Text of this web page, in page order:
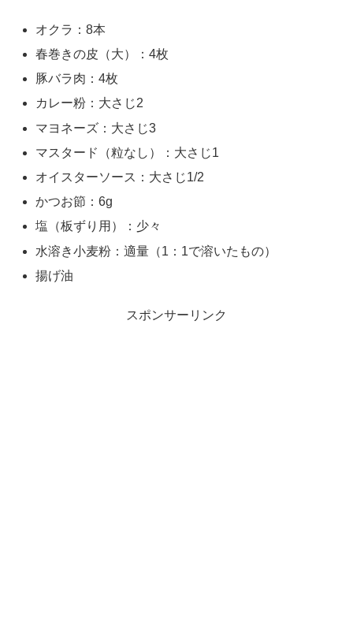
オクラ：8本
春巻きの皮（大）：4枚
豚バラ肉：4枚
カレー粉：大さじ2
マヨネーズ：大さじ3
マスタード（粒なし）：大さじ1
オイスターソース：大さじ1/2
かつお節：6g
塩（板ずり用）：少々
水溶き小麦粉：適量（1：1で溶いたもの）
揚げ油
スポンサーリンク